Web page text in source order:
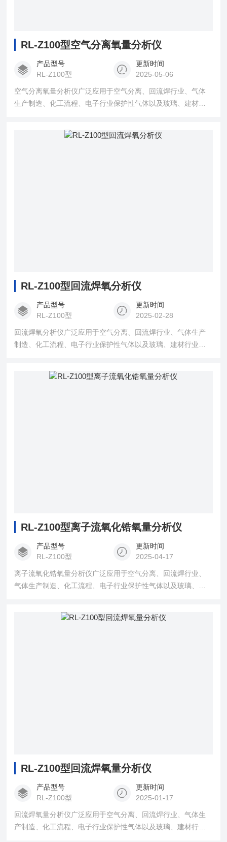
RL-Z100型空气分离氧量分析仪
产品型号
RL-Z100型
更新时间
2025-05-06
空气分离氧量分析仪广泛应用于空气分离、回流焊行业、气体
生产制造、化工流程、电子行业保护性气体以及玻璃、建材行
RL-Z100型回流焊氧分析仪
产品型号
RL-Z100型
更新时间
2025-02-28
回流焊氧分析仪广泛应用于空气分离、回流焊行业、气体生产
制造、化工流程、电子行业保护性气体以及玻璃、建材行业的
RL-Z100型离子流氧化锆氧量分析仪
产品型号
RL-Z100型
更新时间
2025-04-17
离子流氧化锆氧量分析仪广泛应用于空气分离、回流焊行业、
气体生产制造、化工流程、电子行业保护性气体以及玻璃、建
RL-Z100型回流焊氧量分析仪
产品型号
RL-Z100型
更新时间
2025-01-17
回流焊氧量分析仪广泛应用于空气分离、回流焊行业、气体生
产制造、化工流程、电子行业保护性气体以及玻璃、建材行业